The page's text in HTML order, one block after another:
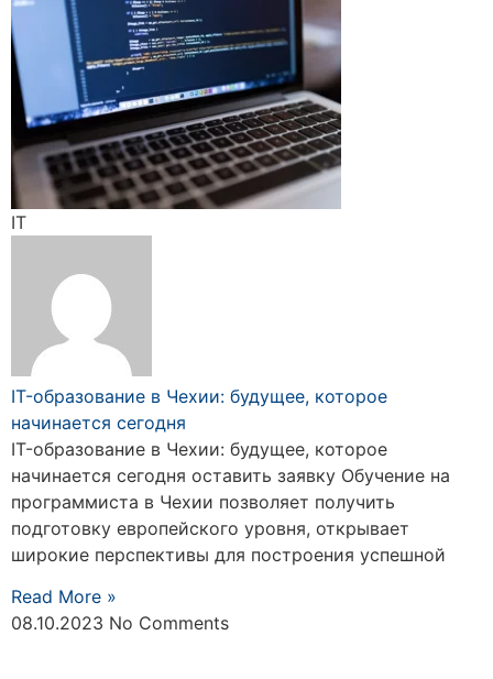
IT
IT-образование в Чехии: будущее, которое
начинается сегодня
IT-образование в Чехии: будущее, которое
начинается сегодня оставить заявку Обучение на
программиста в Чехии позволяет получить
подготовку европейского уровня, открывает
широкие перспективы для построения успешной
Read More »
08.10.2023 No Comments